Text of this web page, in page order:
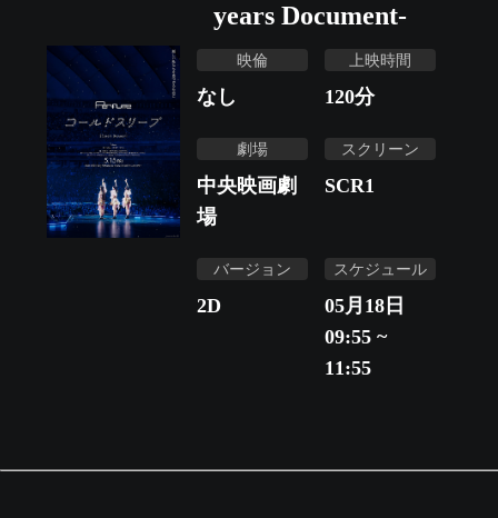
years Document-
映倫
なし
上映時間
120分
劇場
中央映画劇
場
スクリーン
SCR1
バージョン
2D
スケジュール
05月18日
09:55 ~
11:55